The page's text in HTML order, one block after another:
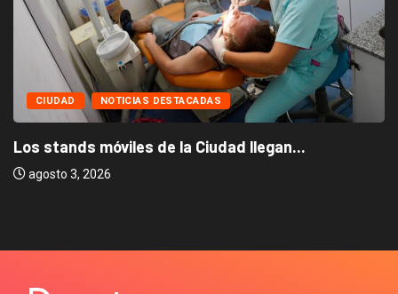
CIUDAD NOTICIAS DESTACADAS
Los stands móviles de la Ciudad llegan...
agosto 3, 2026